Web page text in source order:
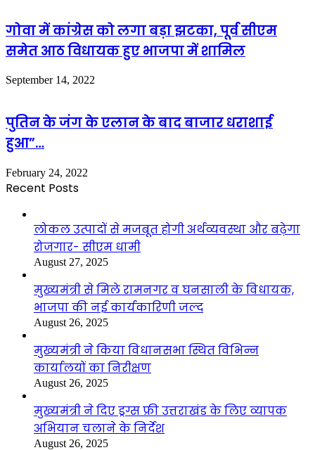
गोवा में कांग्रेस को लगा बड़ा झटका, पूर्व सीएम
समेत आठ विधायक हुए भाजपा में शामिल
September 14, 2022
पुतिन के जंग के एलान के बाद बाजार धराशाई
हुआ”…
February 24, 2022
Recent Posts
लोकल उत्पादों से मजबूत होगी अर्थव्यवस्था और बढ़ेगा
रोजगार- सीएम धामी
August 27, 2025
मुख्यमंत्री से मिले रामनगर व घनसाली के विधायक,
भाजपा की नई कार्यकारिणी जल्द
August 26, 2025
मुख्यमंत्री ने किया विधानसभा स्थित विभिन्न
कार्यालयों का निरीक्षण
August 26, 2025
मुख्यमंत्री ने दिए ड्रग्स फ्री उत्तराखंड के लिए व्यापक
अभियान चलाने के निर्देश
August 26, 2025